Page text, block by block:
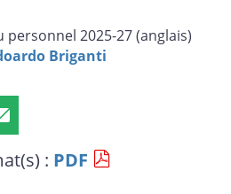
2025-27 (anglais)
Briganti
: PDF